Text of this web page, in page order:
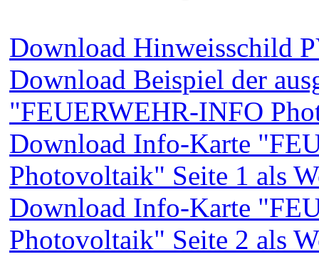
Download Hinweisschild
Download Beispiel der
"FEUERWEHR-INFO
Download Info-Karte
Photovoltaik" Seite 1 als
Download Info-Karte
Photovoltaik" Seite 2 als